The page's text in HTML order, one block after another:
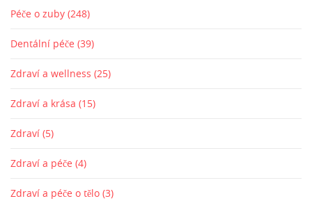
Péče o zuby (248)
Dentální péče (39)
Zdraví a wellness (25)
Zdraví a krása (15)
Zdraví (5)
Zdraví a péče (4)
Zdraví a péče o tělo (3)